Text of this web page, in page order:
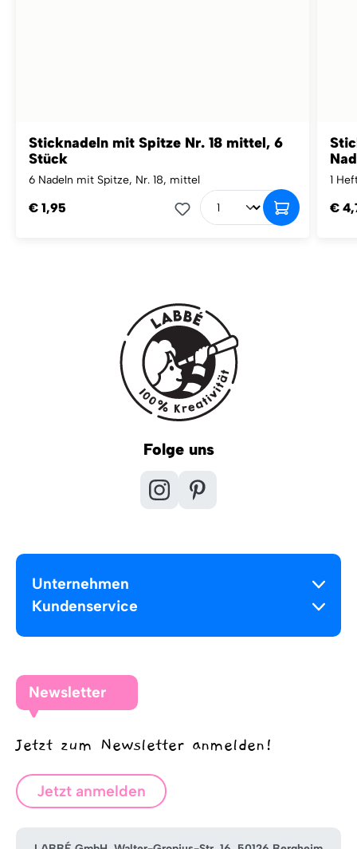
Sticknadeln mit Spitze Nr. 18 mittel, 6
Stück
6 Nadeln mit Spitze, Nr. 18, mittel
€ 1,95
1
€
Folge uns
Unternehmen
Kundenservice
Newsletter
Jetzt zum Newsletter anmelden!
Jetzt anmelden